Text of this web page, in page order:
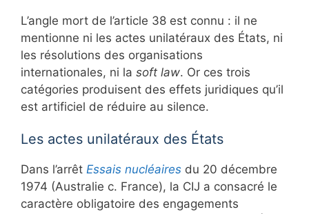
L’angle mort de l’article 38 est connu : il ne
mentionne ni les actes unilatéraux des États, ni
les résolutions des organisations
internationales, ni la soft law. Or ces trois
catégories produisent des effets juridiques qu’il
est artificiel de réduire au silence.
Les actes unilatéraux des États
Dans l’arrêt Essais nucléaires du 20 décembre
1974 (Australie c. France), la CIJ a consacré le
caractère obligatoire des engagements